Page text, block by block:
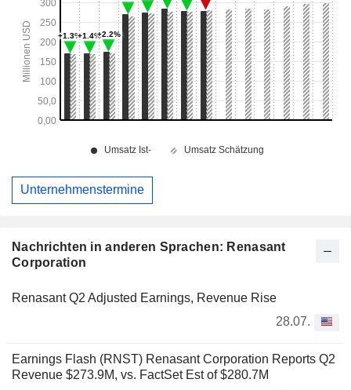
Nachrichten in anderen Sprachen: Renasant
Corporation
Renasant Q2 Adjusted Earnings, Revenue Rise
28.07.
Earnings Flash (RNST) Renasant Corporation Reports Q2
Revenue $273.9M, vs. FactSet Est of $280.7M
Unternehmenstermine